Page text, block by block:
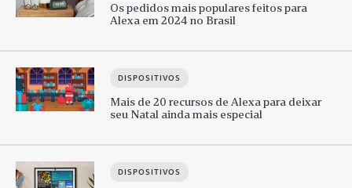
Os pedidos mais populares feitos para
Alexa em 2024 no Brasil
DISPOSITIVOS
Mais de 20 recursos de Alexa para deixar
seu Natal ainda mais especial
DISPOSITIVOS